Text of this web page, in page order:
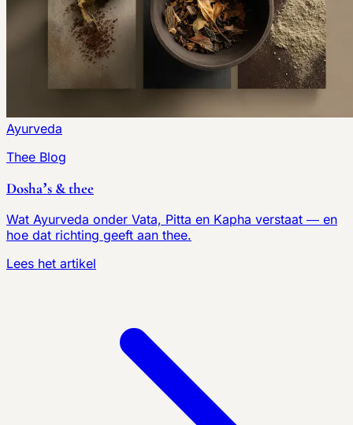
Ayurveda
Thee Blog
Dosha’s & thee
Wat Ayurveda onder Vata, Pitta en Kapha verstaat — en
hoe dat richting geeft aan thee.
Lees het artikel